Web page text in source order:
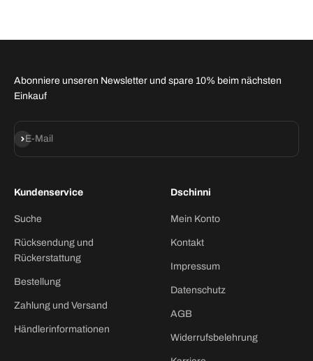
Abonniere unseren Newsletter und spare 10% beim nächsten
Einkauf
E-Mail
Abonnieren
Kundenservice
Suche
Rücksendung und
Rückerstattung
Bestellung
Zahlung und Versand
Händlerinformationen
Dschinni
Mein Konto
Kontakt
Impressum
Datenschutz
AGB
Widerrufsbelehrung